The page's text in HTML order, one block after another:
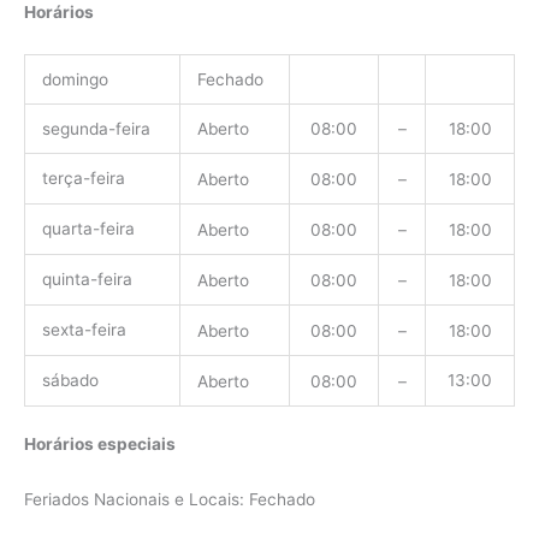
Horários
domingo Fechado
segunda-feira Aberto 08:00 – 18:00
terça-feira Aberto 08:00 – 18:00
quarta-feira Aberto 08:00 – 18:00
quinta-feira Aberto 08:00 – 18:00
sexta-feira Aberto 08:00 – 18:00
sábado Aberto 08:00 – 13:00
Horários especiais
Feriados Nacionais e Locais: Fechado